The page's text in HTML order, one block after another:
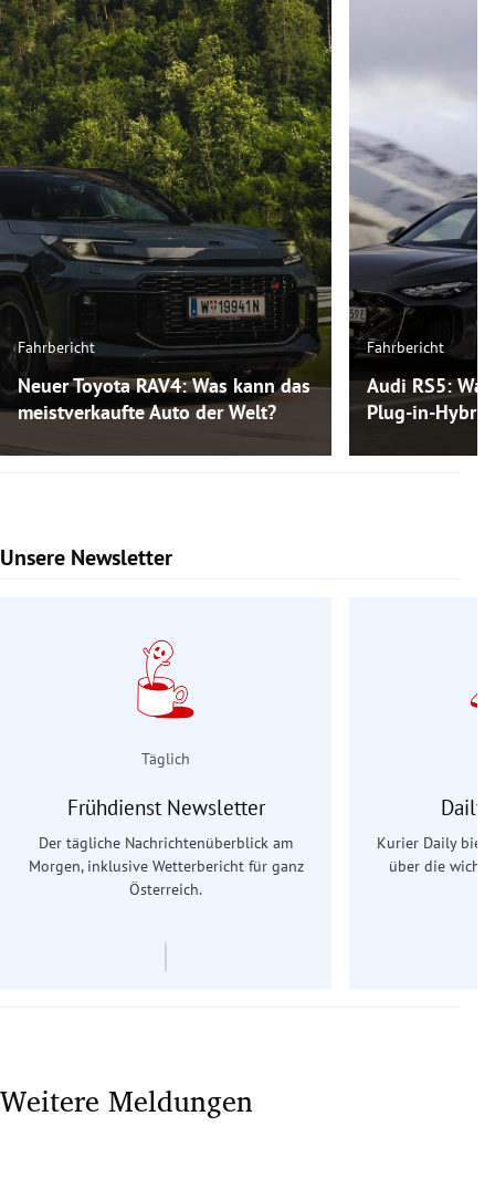
Fahrbericht
Neuer Toyota RAV4: Was kann das
meistverkaufte Auto der Welt?
Fahrbericht
Audi RS5:
Plug-in-
Unsere Newsletter
Slide 1 von 9
Täglich
Frühdienst Newsletter
Der tägliche Nachrichtenüberblick am
Morgen, inklusive Wetterbericht für ganz
Österreich.
Daily
Kurier Daily
über die
Weitere Meldungen